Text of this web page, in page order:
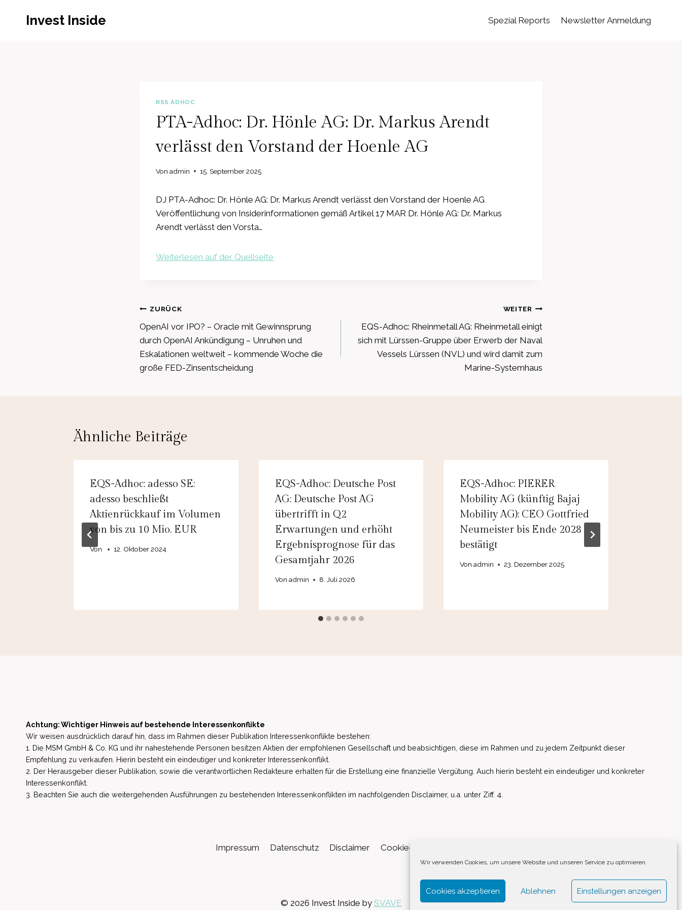
Wir verwenden Cookies, um unsere Website und unseren Service zu optimieren.
Cookies akzeptieren Ablehnen Einstellungen anzeigen
Invest Inside Spezial Reports Newsletter Anmeldung
RSS ADHOC
PTA-Adhoc: Dr. Hönle AG: Dr. Markus Arendt
verlässt den Vorstand der Hoenle AG
Von admin 15. September 2025
DJ PTA-Adhoc: Dr. Hönle AG: Dr. Markus Arendt verlässt den Vorstand der Hoenle AG
Veröffentlichung von Insiderinformationen gemäß Artikel 17 MAR Dr. Hönle AG: Dr. Markus
Arendt verlässt den Vorsta…
Weiterlesen auf der Quellseite
Beitragsnavigation
ZURÜCK
OpenAI vor IPO? – Oracle mit Gewinnsprung
durch OpenAI Ankündigung – Unruhen und
Eskalationen weltweit – kommende Woche die
große FED-Zinsentscheidung
WEITER
EQS-Adhoc: Rheinmetall AG: Rheinmetall einigt
sich mit Lürssen-Gruppe über Erwerb der Naval
Vessels Lürssen (NVL) und wird damit zum
Marine-Systemhaus
Ähnliche Beiträge
EQS-Adhoc: adesso SE:
adesso beschließt
Aktienrückkauf im Volumen
von bis zu 10 Mio. EUR
Von 12. Oktober 2024
EQS-Adhoc: Deutsche Post
AG: Deutsche Post AG
übertrifft in Q2
Erwartungen und erhöht
Ergebnisprognose für das
Gesamtjahr 2026
Von admin 8. Juli 2026
EQS-Adhoc: PIERER
Mobility AG (künftig Bajaj
Mobility AG): CEO Gottfried
Neumeister bis Ende 2028
bestätigt
Von admin 23. Dezember 2025
Achtung: Wichtiger Hinweis auf bestehende Interessenkonflikte
Wir weisen ausdrücklich darauf hin, dass im Rahmen dieser Publikation Interessenkonflikte bestehen:
1. Die MSM GmbH & Co. KG und ihr nahestehende Personen besitzen Aktien der empfohlenen Gesellschaft und beabsichtigen, diese im Rahmen und zu jedem Zeitpunkt dieser
Empfehlung zu verkaufen. Hierin besteht ein eindeutiger und konkreter Interessenkonflikt.
2. Der Herausgeber dieser Publikation, sowie die verantwortlichen Redakteure erhalten für die Erstellung eine finanzielle Vergütung. Auch hierin besteht ein eindeutiger und konkreter
Interessenkonflikt.
3. Beachten Sie auch die weitergehenden Ausführungen zu bestehenden Interessenkonflikten im nachfolgenden Disclaimer, u.a. unter Ziff. 4.
Impressum Datenschutz Disclaimer Cookie-Richtlinie (EU)
© 2026 Invest Inside by SVAVE